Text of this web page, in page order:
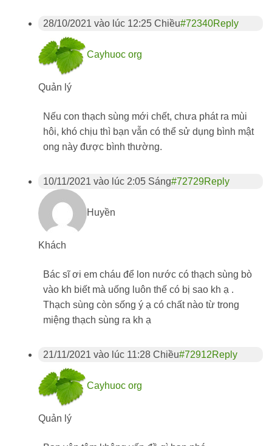
28/10/2021 vào lúc 12:25 Chiều#72340Reply
Cayhuoc org
Quản lý
Nếu con thạch sùng mới chết, chưa phát ra mùi
hôi, khó chịu thì bạn vẫn có thể sử dụng bình mật
ong này được bình thường.
10/11/2021 vào lúc 2:05 Sáng#72729Reply
Huyền
Khách
Bác sĩ ơi em cháu để lon nước có thạch sùng bò
vào kh biết mà uống luôn thế có bị sao kh ạ .
Thạch sùng còn sống ý ạ có chất nào từ trong
miệng thạch sùng ra kh ạ
21/11/2021 vào lúc 11:28 Chiều#72912Reply
Cayhuoc org
Quản lý